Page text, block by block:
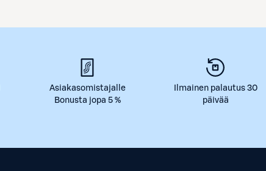
Asiakasomistajalle
Bonusta jopa 5 %
Ilmainen palautus 30
päivää